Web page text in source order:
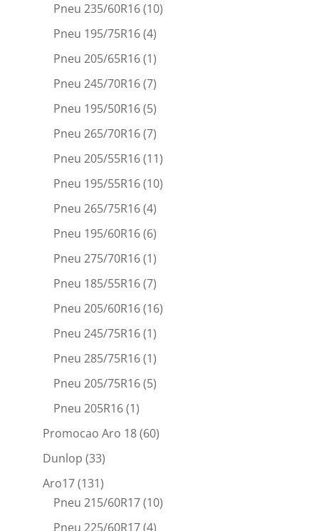
Pneu 235/60R16(10)
Pneu 195/75R16(4)
Pneu 205/65R16(1)
Pneu 245/70R16(7)
Pneu 195/50R16(5)
Pneu 265/70R16(7)
Pneu 205/55R16(11)
Pneu 195/55R16(10)
Pneu 265/75R16(4)
Pneu 195/60R16(6)
Pneu 275/70R16(1)
Pneu 185/55R16(7)
Pneu 205/60R16(16)
Pneu 245/75R16(1)
Pneu 285/75R16(1)
Pneu 205/75R16(5)
Pneu 205R16(1)
Promocao Aro 18(60)
Dunlop (33)
Aro17(131)
Pneu 215/60R17(10)
Pneu 225/60R17(4)